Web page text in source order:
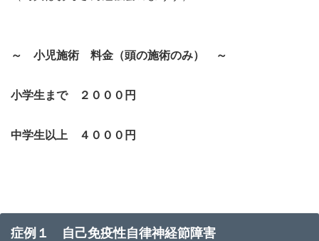
～ 小児施術 料金（頭の施術のみ） ～
小学生まで ２０００円
中学生以上 ４０００円
症例１ 自己免疫性自律神経節障害